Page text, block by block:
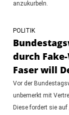
anzukurbeln.
POLITIK
durch
Faser will
Vor der
unbemerkt mit
Diese fordert sie